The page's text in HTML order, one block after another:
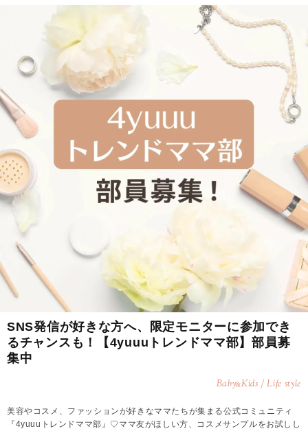
SNS発信が好きな方へ、限定モニターに参加でき
るチャンスも！【4yuuuトレンドママ部】部員募
集中
Baby&Kids / Life style
美容やコスメ、ファッションが好きなママたちが集まる公式コミュニティ
『4yuuuトレンドママ部』♡ママ友がほしい方、コスメサンプルをお試しし